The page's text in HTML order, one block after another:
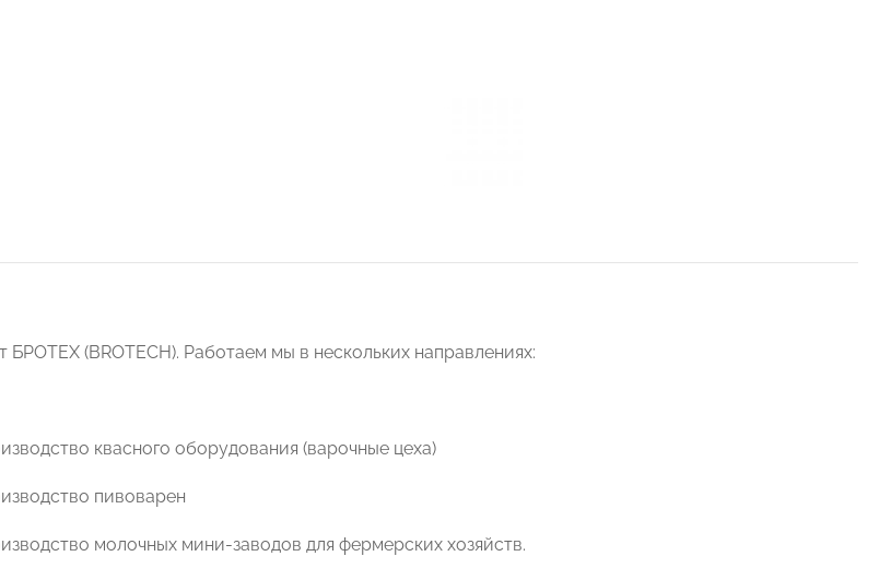
(BROTECH). Работаем мы в нескольких направлениях:
квасного оборудования (варочные цеха)
пивоварен
молочных мини-заводов для фермерских хозяйств.